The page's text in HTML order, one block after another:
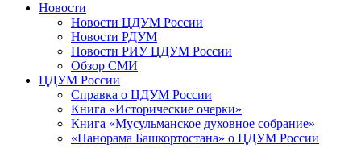
Новости
Новости ЦДУМ России
Новости РДУМ
Новости РИУ ЦДУМ России
Обзор СМИ
ЦДУМ России
Справка о ЦДУМ России
Книга «Исторические очерки»
Книга «Мусульманское духовное собрание»
«Панорама Башкортостана» о ЦДУМ России